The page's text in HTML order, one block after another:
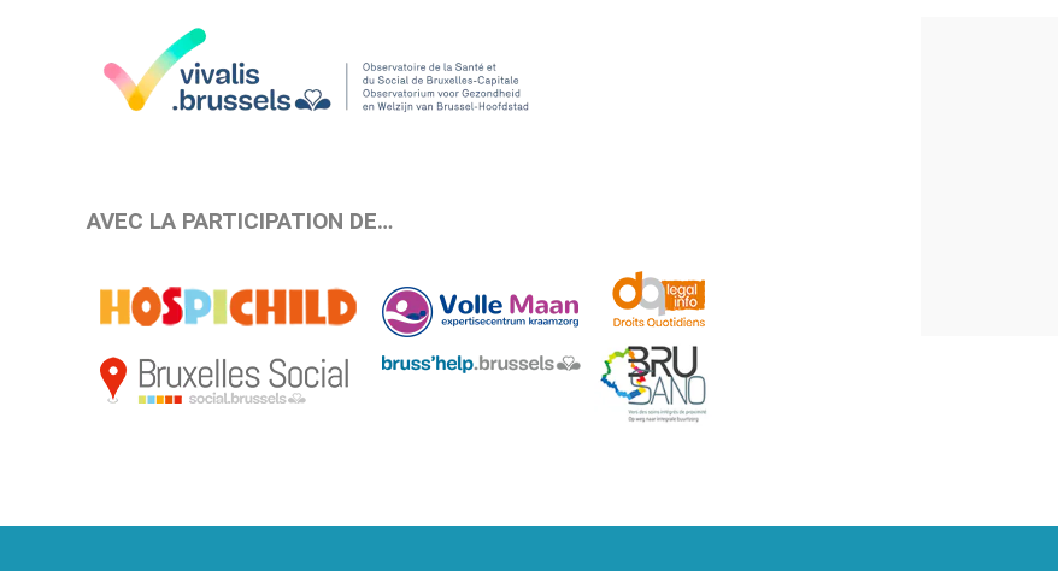
AVEC LA PARTICIPATION DE…